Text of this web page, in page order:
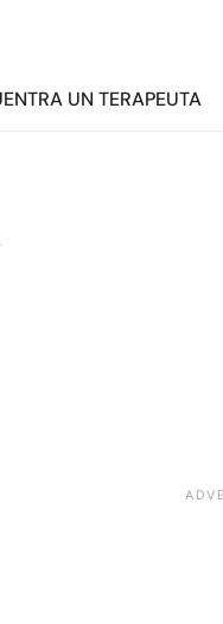
UN TERAPEUTA